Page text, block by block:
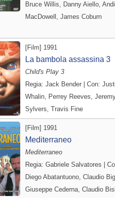
Bruce Willis, Danny Aiello,
MacDowell, James Coburn
[Film] 1991
La bambola assassina 3
Child's Play 3
Regia: Jack Bender | Con:
Whalin, Perrey Reeves,
Sylvers, Travis Fine
[Film] 1991
Mediterraneo
Mediterraneo
Regia: Gabriele Salvatores |
Diego Abatantuono, Claudio
Giuseppe Cederna, Claudio